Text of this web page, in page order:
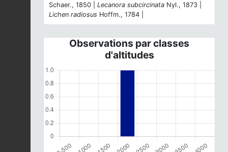
Schaer., 1850 | Lecanora subcircinata Nyl., 1873 |
Lichen radiosus Hoffm., 1784 |
Observations par classes
d'altitudes